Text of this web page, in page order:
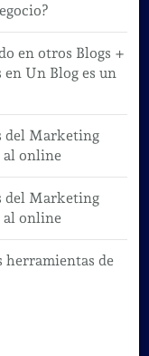
en otros Blogs +
en Un Blog es un
del Marketing
al online
del Marketing
al online
herramientas de